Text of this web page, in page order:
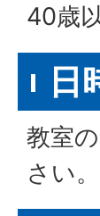
40歳
日
教室
さい。